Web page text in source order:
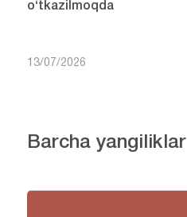
o‘tkazilmoqda
13/07/2026
Barcha yangiliklar